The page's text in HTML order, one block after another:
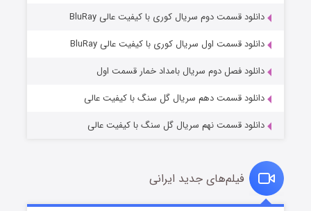
وستی ها
قسمت۱ (زیرنویس) منتشر شد
دانلود قسمت دوم سریال کوری با کیفیت عالی BluRay
دانلود قسمت اول سریال کوری با کیفیت عالی BluRay
دانلود فصل دوم سریال بامداد خمار قسمت اول
دانلود قسمت دهم سریال گل سنگ با کیفیت عالی
دانلود قسمت نهم سریال گل سنگ با کیفیت عالی
فیلم‌های جدید ایرانی